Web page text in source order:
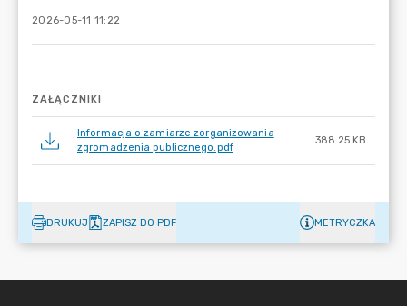
2026-05-11 11:22
ZAŁĄCZNIKI
Informacja o zamiarze zorganizowania
zgromadzenia publicznego.pdf
388.25 KB
DRUKUJ ZAPISZ DO PDF METRYCZKA